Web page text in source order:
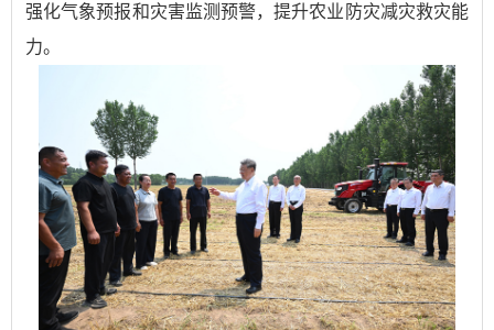
强化气象预报和灾害监测预警，提升农业防灾减灾救灾能
力。